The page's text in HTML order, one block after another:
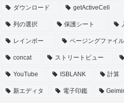
ダウンロード getActiveCell
列の選択 保護シート
レインボー ページングファイル
concat ストリートビュー
YouTube ISBLANK 計算
新エディタ 電子印鑑